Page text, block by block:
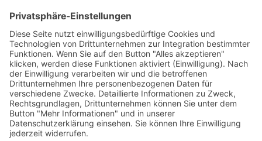
Termin-Uhrzeit *
Absagegrund *
Möchten Sie, dass wir uns bei Ihnen zurückmelden? *